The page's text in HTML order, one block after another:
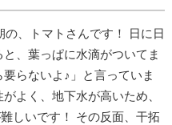
、トマトさんです！ 日に日
、葉っぱに水滴がついてま
らないよ♪」と言っていま
よく、地下水が高いため、
しいです！ その反面、干拓